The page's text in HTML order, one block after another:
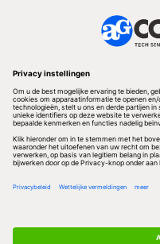
Volg ons
Redactionele partner
Algemene Voorwaarden & Copyrights